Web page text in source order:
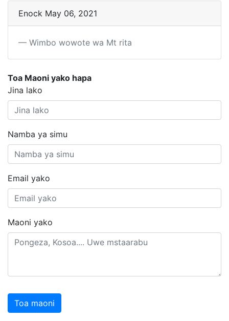
Enock May 06, 2021
Wimbo wowote wa Mt rita
Toa Maoni yako hapa
Jina lako
Namba ya simu
Email yako
Maoni yako
Toa maoni